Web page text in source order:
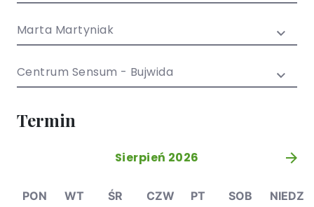
młodzieży
Marta Martyniak
Centrum Sensum - Bujwida
Termin
Sierpień 2026 »
PON WT ŚR CZW PT SOB NIEDZ